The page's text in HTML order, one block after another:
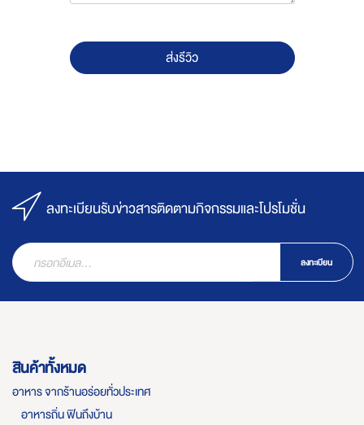
ส่งรีวิว
ลงทะเบียนรับข่าวสารติดตามกิจกรรมและโปรโมชั่น
ลงทะเบียน
สินค้าทั้งหมด
อาหาร จากร้านอร่อยทั่วประเทศ
อาหารถิ่น ฟินถึงบ้าน